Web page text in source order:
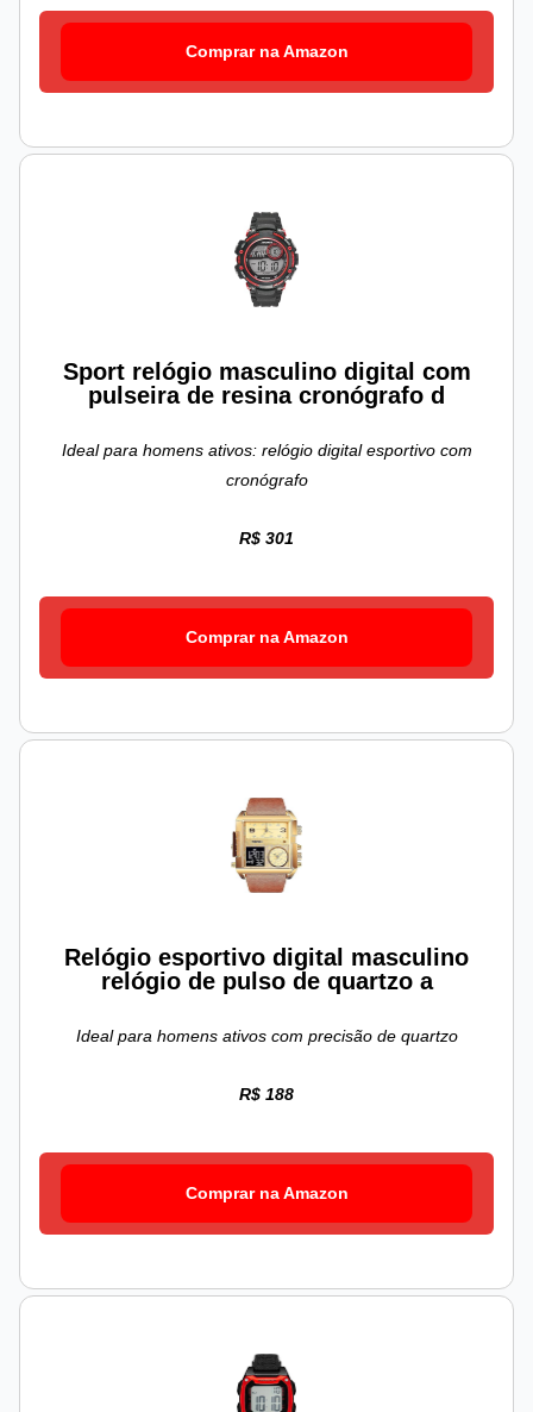
Comprar na Amazon
Sport relógio masculino digital com
pulseira de resina cronógrafo d
Ideal para homens ativos: relógio digital esportivo com
cronógrafo
R$ 301
Comprar na Amazon
Relógio esportivo digital masculino
relógio de pulso de quartzo a
Ideal para homens ativos com precisão de quartzo
R$ 188
Comprar na Amazon